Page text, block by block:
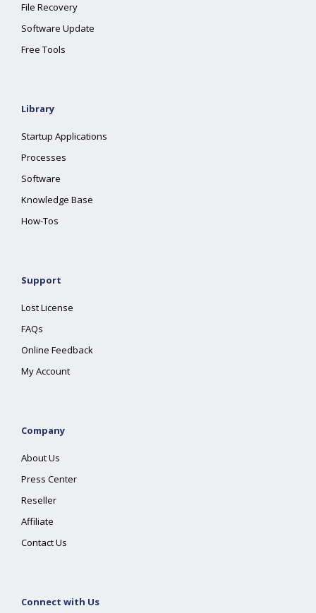
File Recovery
Software Update
Free Tools
Library
Startup Applications
Processes
Software
Knowledge Base
How-Tos
Support
Lost License
FAQs
Online Feedback
My Account
Company
About Us
Press Center
Reseller
Affiliate
Contact Us
Connect with Us